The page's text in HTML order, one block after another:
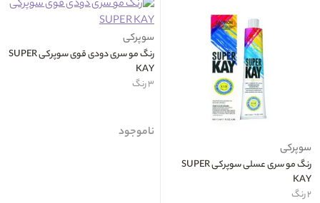
سوپرکی
رنگ مو سری عسلی سوپرکی SUPER
KAY
۲ رنگ
سوپرکی
رنگ مو سری دودی قوی سوپرکی SUPER
KAY
۳ رنگ
ناموجود